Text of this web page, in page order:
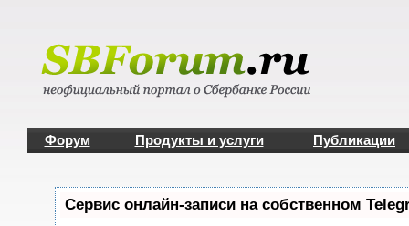
Форум Продукты и услуги Публикации
Сервис онлайн-записи на собственном